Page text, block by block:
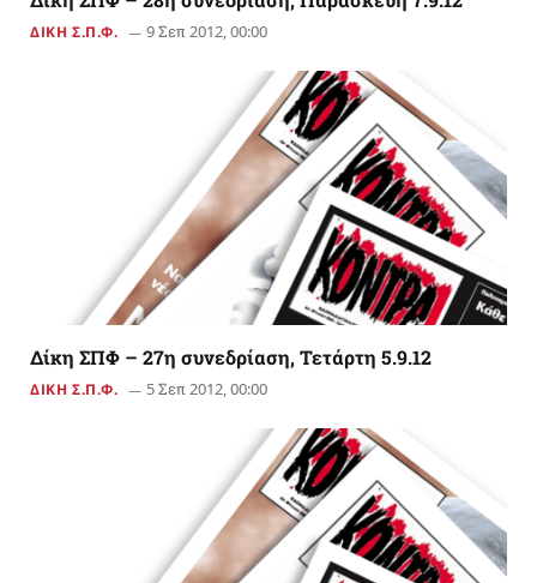
ΔΙΚΗ Σ.Π.Φ. 9 Σεπ 2012, 00:00
Δίκη ΣΠΦ – 27η συνεδρίαση, Τετάρτη 5.9.12
ΔΙΚΗ Σ.Π.Φ. 5 Σεπ 2012, 00:00